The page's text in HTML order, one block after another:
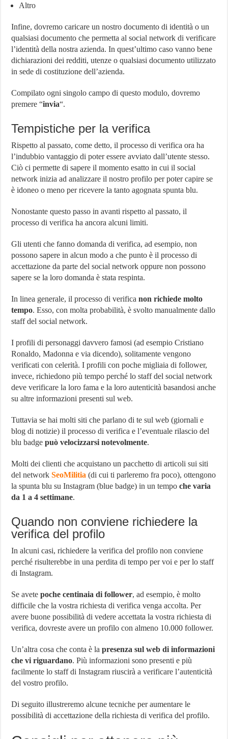
Altro
Infine, dovremo caricare un nostro documento di identità o un
qualsiasi documento che permetta al social network di verificare
l’identità della nostra azienda. In quest’ultimo caso vanno bene
dichiarazioni dei redditi, utenze o qualsiasi documento utilizzato
in sede di costituzione dell’azienda.
Compilato ogni singolo campo di questo modulo, dovremo
premere “invia“.
Tempistiche per la verifica
Rispetto al passato, come detto, il processo di verifica ora ha
l’indubbio vantaggio di poter essere avviato dall’utente stesso.
Ciò ci permette di sapere il momento esatto in cui il social
network inizia ad analizzare il nostro profilo per poter capire se
è idoneo o meno per ricevere la tanto agognata spunta blu.
Nonostante questo passo in avanti rispetto al passato, il
processo di verifica ha ancora alcuni limiti.
Gli utenti che fanno domanda di verifica, ad esempio, non
possono sapere in alcun modo a che punto è il processo di
accettazione da parte del social network oppure non possono
sapere se la loro domanda è stata respinta.
In linea generale, il processo di verificanon richiede molto
tempo. Esso, con molta probabilità, è svolto manualmente dallo
staff del social network.
I profili di personaggi davvero famosi (ad esempio Cristiano
Ronaldo, Madonna e via dicendo), solitamente vengono
verificati con celerità. I profili con poche migliaia di follower,
invece, richiedono più tempo perché lo staff del social network
deve verificare la loro fama e la loro autenticità basandosi anche
su altre informazioni presenti sul web.
Tuttavia se hai molti siti che parlano di te sul web (giornali e
blog di notizie) il processo di verifica e l’eventuale rilascio del
blu badgepuò velocizzarsi notevolmente.
Molti dei clienti che acquistano un pacchetto di articoli sui siti
del networkSeoMilitia (di cui ti parleremo fra poco), ottengono
la spunta blu su Instagram (blue badge) in un tempoche varia
da 1 a 4 settimane.
Quando non conviene richiedere la
verifica del profilo
In alcuni casi, richiedere la verifica del profilo non conviene
perché risulterebbe in una perdita di tempo per voi e per lo staff
di Instagram.
Se avetepoche centinaia di follower, ad esempio, è molto
difficile che la vostra richiesta di verifica venga accolta. Per
avere buone possibilità di vedere accettata la vostra richiesta di
verifica, dovreste avere un profilo con almeno 10.000 follower.
Un’altra cosa che conta è lapresenza sul web di informazioni
che vi riguardano. Più informazioni sono presenti e più
facilmente lo staff di Instagram riuscirà a verificare l’autenticità
del vostro profilo.
Di seguito illustreremo alcune tecniche per aumentare le
possibilità di accettazione della richiesta di verifica del profilo.